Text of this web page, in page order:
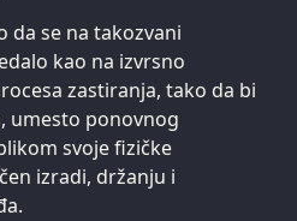
da se na takozvani
kao na izvrsno
zastiranja, tako da bi
umesto ponovnog
svoje fizičke
izradi, držanju i